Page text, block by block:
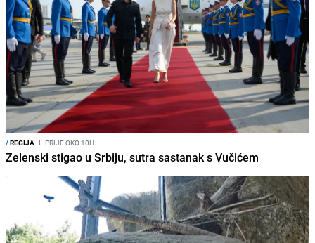
/REGIJA I PRIJE OKO 10H
Zelenski stigao u Srbiju, sutra sastanak s Vučićem